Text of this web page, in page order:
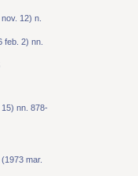
12) n.
feb. 2) nn.
nn. 878-
mar.